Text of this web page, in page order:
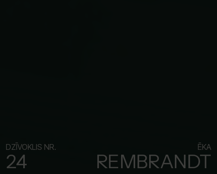
DZĪVOKLIS NR.
24
ĒKA
REMBRANDT